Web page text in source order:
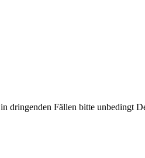
dringenden Fällen bitte unbedingt